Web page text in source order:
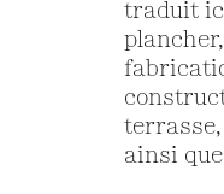
traduit
terrasse,
ainsi